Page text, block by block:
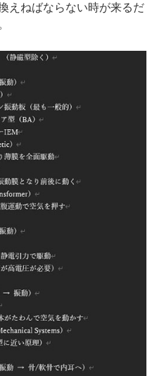
えねばならない時が来るだ